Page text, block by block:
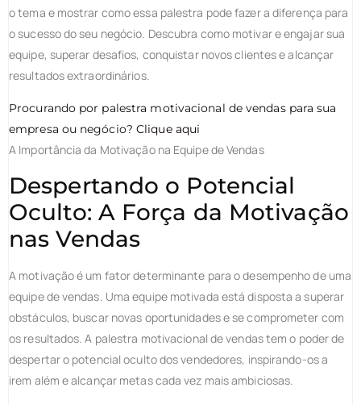
o tema e mostrar como essa palestra pode fazer a diferença para
o sucesso do seu negócio. Descubra como motivar e engajar sua
equipe, superar desafios, conquistar novos clientes e alcançar
resultados extraordinários.
Procurando por palestra motivacional de vendas para sua
empresa ou negócio?Clique aqui
A Importância da Motivação na Equipe de Vendas
Despertando o Potencial
Oculto: A Força da Motivação
nas Vendas
A motivação é um fator determinante para o desempenho de uma
equipe de vendas. Uma equipe motivada está disposta a superar
obstáculos, buscar novas oportunidades e se comprometer com
os resultados. A palestra motivacional de vendas tem o poder de
despertar o potencial oculto dos vendedores, inspirando-os a
irem além e alcançar metas cada vez mais ambiciosas.